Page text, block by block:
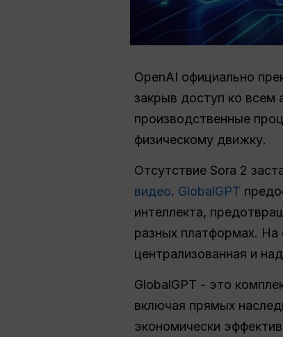
OpenAI официально
закрыв доступ ко
производственные
физическому движку.
Отсутствие Sora 2
видео. GlobalGPT
интеллекта,
разных платформах. На
централизованная и
GlobalGPT - это
включая прямых
экономически